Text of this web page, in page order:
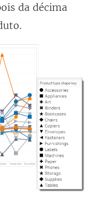
da décima